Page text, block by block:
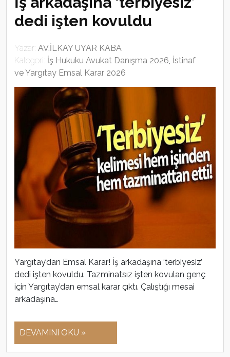
dedi işten kovuldu
Yazar: AV.İLKAY UYAR KABA
Kategori: İş Hukuku Avukat Danışma 2026, İstinaf
ve Yargıtay Emsal Karar 2026
Yargıtay’dan Emsal Karar! İş arkadaşına ‘terbiyesiz’
dedi işten kovuldu. Tazminatsız işten kovulan genç
için Yargıtay’dan emsal karar çıktı. Çalıştığı mesai
arkadaşına…
DEVAMINI OKU »